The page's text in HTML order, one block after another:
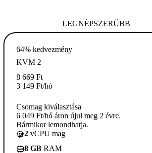
LEGNÉPSZERŰBB
64% kedvezmény
KVM 2
8 669 Ft
3 149 Ft/hó
Csomag kiválasztása
6 049 Ft/hó áron újul meg 2 évre.
Bármikor lemondhatja.
2 vCPU mag
8 GB RAM